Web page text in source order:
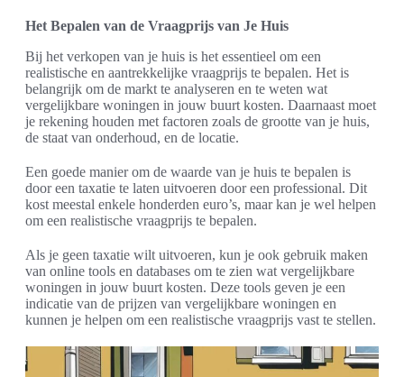
Het Bepalen van de Vraagprijs van Je Huis
Bij het verkopen van je huis is het essentieel om een
realistische en aantrekkelijke vraagprijs te bepalen. Het is
belangrijk om de markt te analyseren en te weten wat
vergelijkbare woningen in jouw buurt kosten. Daarnaast moet
je rekening houden met factoren zoals de grootte van je huis,
de staat van onderhoud, en de locatie.
Een goede manier om de waarde van je huis te bepalen is
door een taxatie te laten uitvoeren door een professional. Dit
kost meestal enkele honderden euro’s, maar kan je wel helpen
om een realistische vraagprijs te bepalen.
Als je geen taxatie wilt uitvoeren, kun je ook gebruik maken
van online tools en databases om te zien wat vergelijkbare
woningen in jouw buurt kosten. Deze tools geven je een
indicatie van de prijzen van vergelijkbare woningen en
kunnen je helpen om een realistische vraagprijs vast te stellen.